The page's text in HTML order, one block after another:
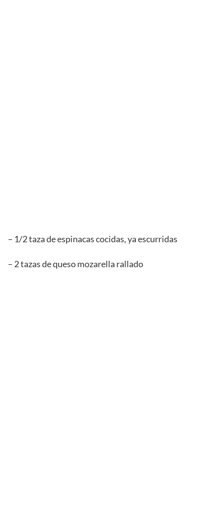
– 1/2 taza de espinacas cocidas, ya escurridas
– 2 tazas de queso mozarella rallado